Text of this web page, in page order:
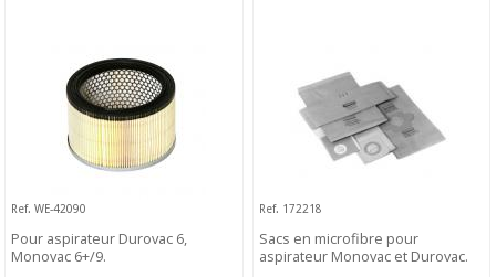
Ref. WE-42090
Pour aspirateur Durovac 6,
Monovac 6+/9.
Ref. 172218
Sacs en microfibre pour
aspirateur Monovac et Durovac.